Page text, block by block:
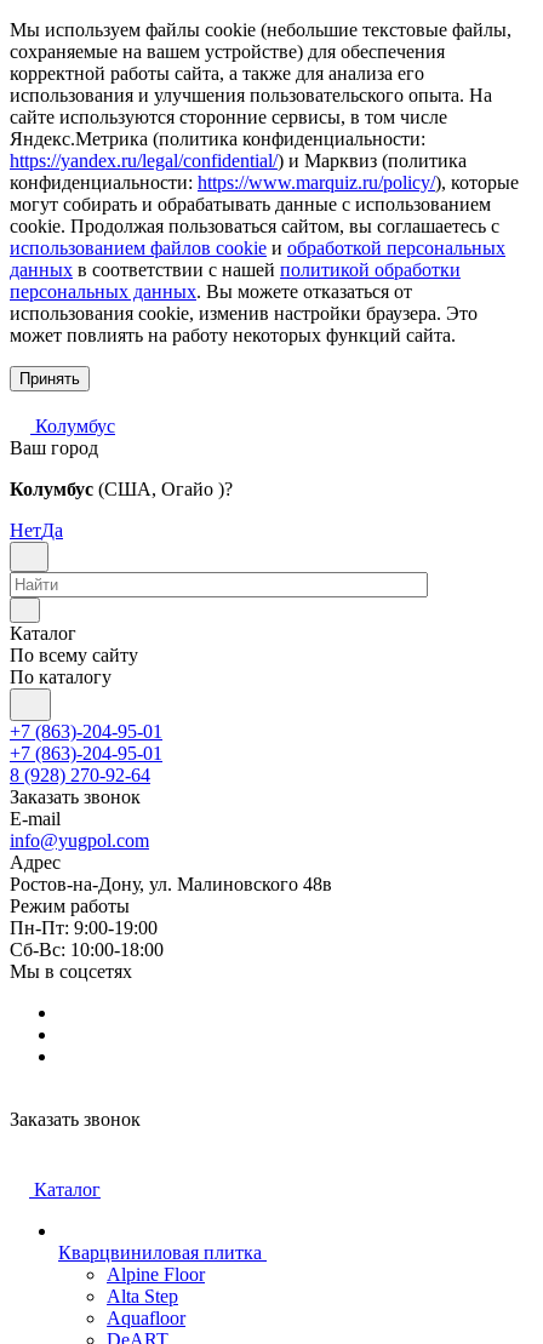
Мы используем файлы cookie (небольшие текстовые файлы,
сохраняемые на вашем устройстве) для обеспечения
корректной работы сайта, а также для анализа его
использования и улучшения пользовательского опыта. На
сайте используются сторонние сервисы, в том числе
Яндекс.Метрика (политика конфиденциальности:
https://yandex.ru/legal/confidential/) и Марквиз (политика
конфиденциальности: https://www.marquiz.ru/policy/), которые
могут собирать и обрабатывать данные с использованием
cookie. Продолжая пользоваться сайтом, вы соглашаетесь с
использованием файлов cookie и обработкой персональных
данных в соответствии с нашей политикой обработки
персональных данных. Вы можете отказаться от
использования cookie, изменив настройки браузера. Это
может повлиять на работу некоторых функций сайта.
Принять
Колумбус
Ваш город
Колумбус (США, Огайо )?
НетДа
Каталог
По всему сайту
По каталогу
+7 (863)-204-95-01
+7 (863)-204-95-01
8 (928) 270-92-64
Заказать звонок
E-mail
info@yugpol.com
Адрес
Ростов-на-Дону, ул. Малиновского 48в
Режим работы
Пн-Пт: 9:00-19:00
Cб-Вс: 10:00-18:00
Мы в соцсетях
Заказать звонок
Каталог
Кварцвиниловая плитка
Alpine Floor
Alta Step
Aquafloor
DeART